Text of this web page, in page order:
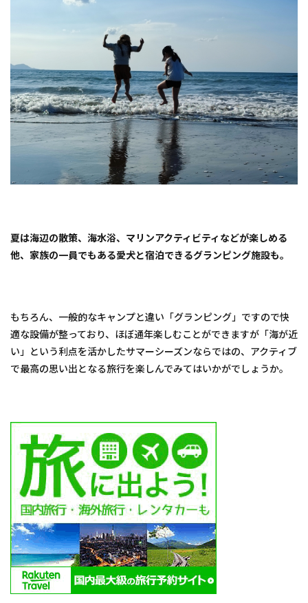
グラ
ンピ
ング
福
岡
ぶど
うの
2.
【福
岡県
町】
海辺
の鮨
宿
屋
【長
崎県
松浦
市福
島
町】
グラ
ンピ
ング
ビレ
ッジ
シー
グラ
ン
夏は海辺の散策、海水浴、マリンアクティビティなどが楽しめる
他、家族の一員でもある愛犬と宿泊できるグランピング施設も。
もちろん、一般的なキャンプと違い「グランピング」ですので快
適な設備が整っており、ほぼ通年楽しむことができますが「海が近
い」という利点を活かしたサマーシーズンならではの、アクティブ
で最高の思い出となる旅行を楽しんでみてはいかがでしょうか。